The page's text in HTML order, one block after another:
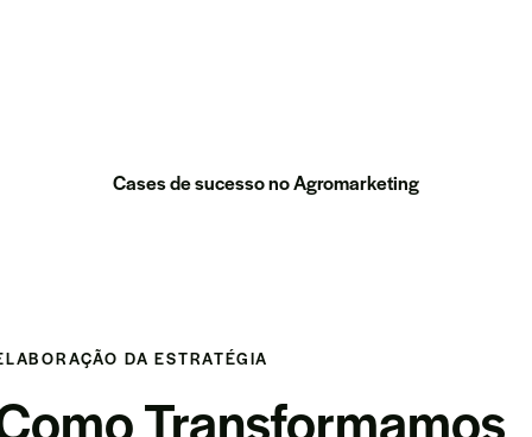
Cases de sucesso no Agromarketing
DA ESTRATÉGIA
Transformamos